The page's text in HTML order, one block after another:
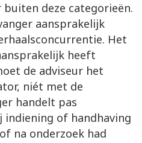
deze categorieën.
aansprakelijk
Het
heeft
de adviseur het
niét met de
handelt pas
of handhaving
na onderzoek had